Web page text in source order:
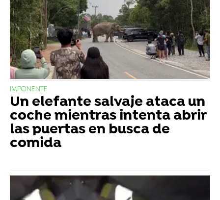
IMPONENTE
Un elefante salvaje ataca un
coche mientras intenta abrir
las puertas en busca de
comida